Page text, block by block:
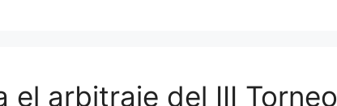
el arbitraje del III Torneo